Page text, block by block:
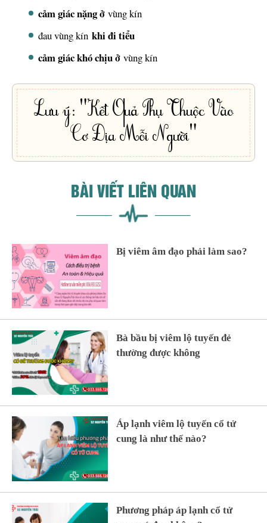
cảm giác nặng ởvùng kín
đau vùng kínkhi đi tiểu
cảm giác khó chịu ởvùng kín
Lưu ý: "Kết Quả Phụ Thuộc Vào
Cơ Địa Mỗi Người"
BÀI VIẾT LIÊN QUAN
Bị viêm âm đạo phải làm sao?
Bà bầu bị viêm lộ tuyến đẻ
thường được không
Áp lạnh viêm lộ tuyến cổ tử
cung là như thế nào?
Phương pháp áp lạnh cổ tử